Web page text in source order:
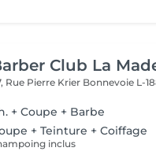
Club La
Rue Pierre Krier Bonnevoie L-
+ Coupe + Barbe
+ Teinture + Coiffage
inclus